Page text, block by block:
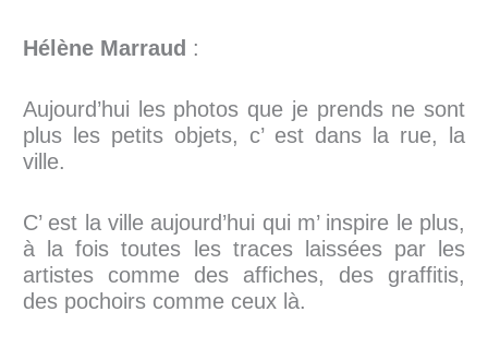
Hélène Marraud :
Aujourd’hui les photos que je prends ne sont
plus les petits objets, c’ est dans la rue, la
ville.
C’ est la ville aujourd’hui qui m’ inspire le plus,
à la fois toutes les traces laissées par les
artistes comme des affiches, des graffitis,
des pochoirs comme ceux là.